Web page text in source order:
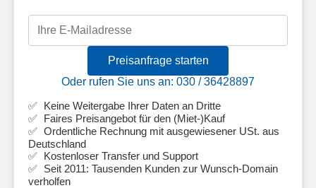
Preisanfrage starten
Oder rufen Sie uns an: 030 / 36428897
Keine Weitergabe Ihrer Daten an Dritte
Faires Preisangebot für den (Miet-)Kauf
Ordentliche Rechnung mit ausgewiesener USt. aus
Deutschland
Kostenloser Transfer und Support
Seit 2011: Tausenden Kunden zur Wunsch-Domain
verholfen